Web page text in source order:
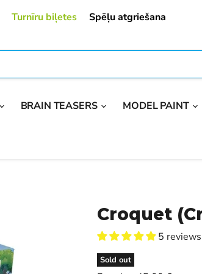
Turnīru biļetes Spēļu atgriešana
BRAIN TEASERS MODEL PAINT
Croquet
5 reviews
Sold out